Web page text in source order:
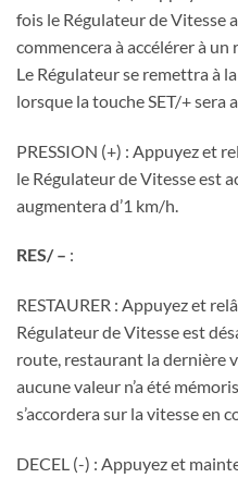
fois le Régulateur de Vitesse
commencera à accélérer à
Le Régulateur se remettra à
lorsque la touche SET/+ sera
PRESSION (+) : Appuyez et
le Régulateur de Vitesse est
augmentera d’1 km/h.
RES/ – :
RESTAURER : Appuyez et
Régulateur de Vitesse est
route, restaurant la dernière
aucune valeur n’a été
s’accordera sur la vitesse en
DECEL (-) : Appuyez et